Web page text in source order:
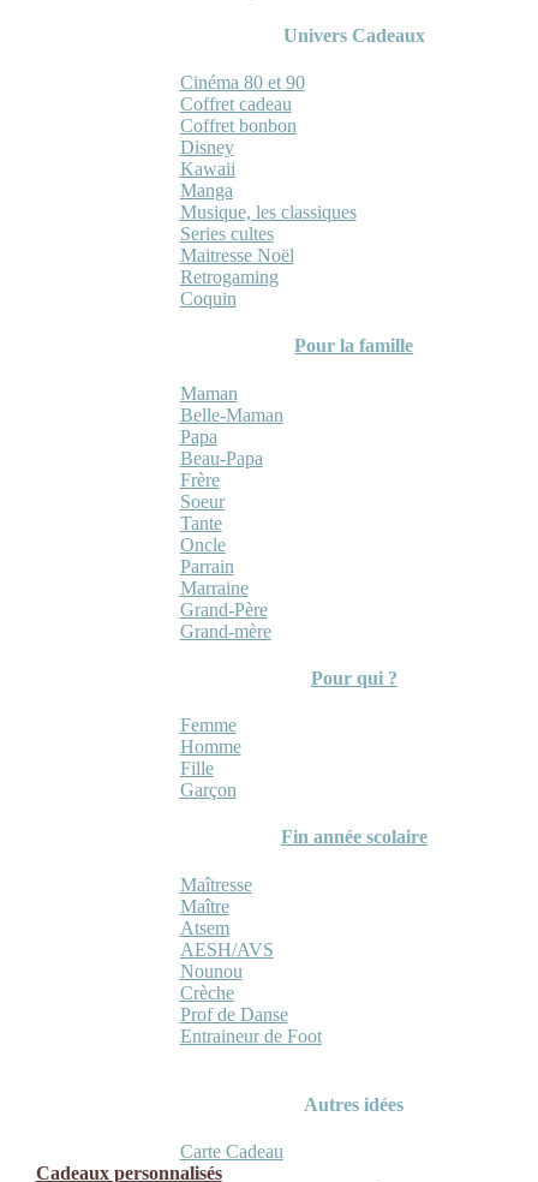
Univers Cadeaux
Cinéma 80 et 90
Coffret cadeau
Coffret bonbon
Disney
Kawaii
Manga
Musique, les classiques
Series cultes
Maitresse Noël
Retrogaming
Coquin
Pour la famille
Maman
Belle-Maman
Papa
Beau-Papa
Frère
Soeur
Tante
Oncle
Parrain
Marraine
Grand-Père
Grand-mère
Pour qui ?
Femme
Homme
Fille
Garçon
Fin année scolaire
Maîtresse
Maître
Atsem
AESH/AVS
Nounou
Crèche
Prof de Danse
Entraineur de Foot
Autres idées
Carte Cadeau
Cadeaux personnalisés